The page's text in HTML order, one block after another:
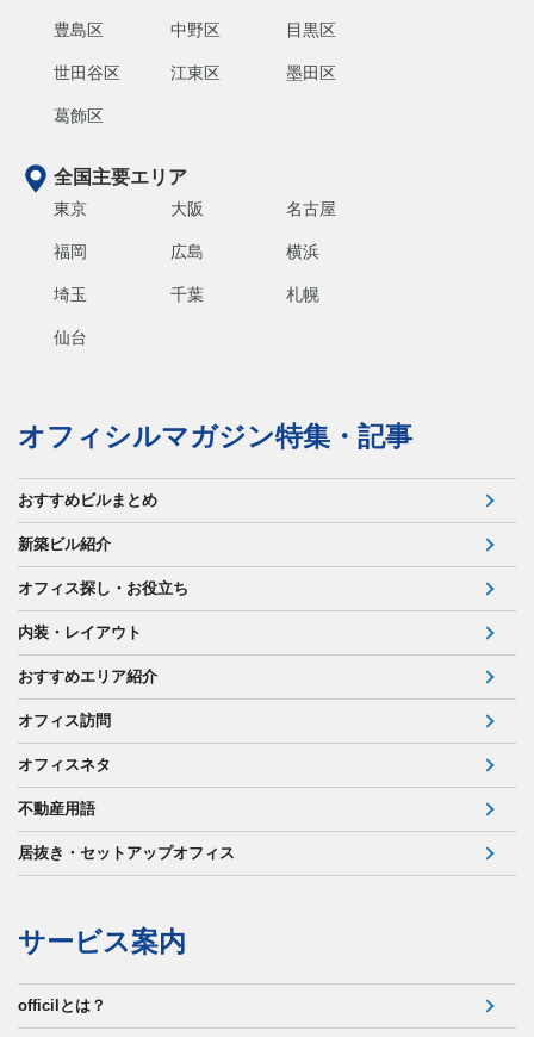
豊島区 中野区 目黒区
世田谷区 江東区 墨田区
葛飾区
全国主要エリア
東京 大阪 名古屋
福岡 広島 横浜
埼玉 千葉 札幌
仙台
オフィシルマガジン特集・記事
おすすめビルまとめ
新築ビル紹介
オフィス探し・お役立ち
内装・レイアウト
おすすめエリア紹介
オフィス訪問
オフィスネタ
不動産用語
居抜き・セットアップオフィス
サービス案内
officilとは？